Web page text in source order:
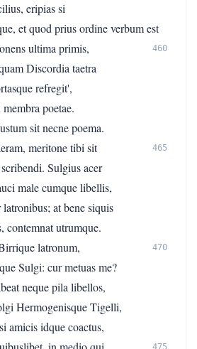
eripias si
et quod prius ordine verbum est
ultima primis,
460
Discordia taetra
refregit',
poetae.
sit necne poema.
meritone tibi sit
465
Sulgius acer
male cumque libellis,
at bene siquis
contemnat utrumque.
latronum,
470
Sulgi: cur metuas me?
neque pila libellos,
Hermogenisque Tigelli,
amicis idque coactus,
475